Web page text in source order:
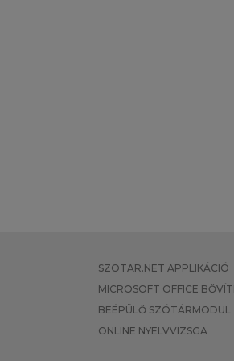
SZOTAR.NET APPLIKÁCIÓ
MICROSOFT OFFICE
BEÉPÜLŐ SZÓTÁRMODUL
ONLINE NYELVVIZSGA